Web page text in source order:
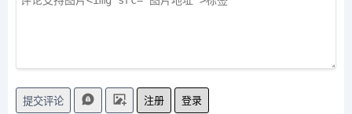
提交评论 注册 登录